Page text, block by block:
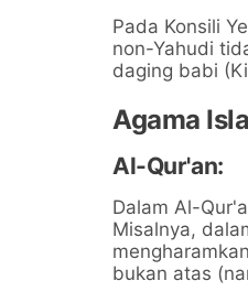
Pada Konsili
non-Yahudi
daging babi
Agama
Al-Qur'an:
Dalam Al-
Misalnya,
bukan atas